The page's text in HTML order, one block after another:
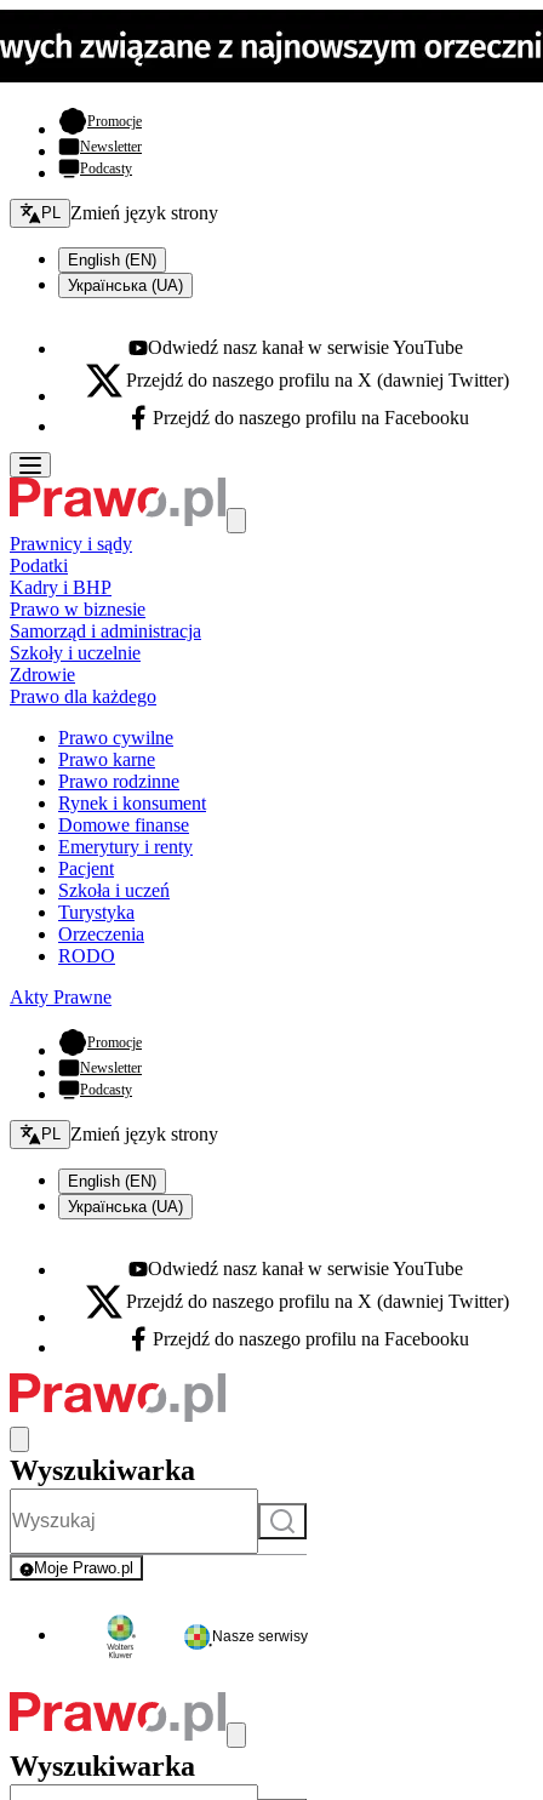
Promocje- otwiera się w nowej karcie
Newsletter
Podcasty
Zmień język - bieżący:
PL Zmień język strony
English (EN)
Українська (UA)
Youtube - otwiera się w nowej karcie
Odwiedź nasz kanał w serwisie YouTube
X - otwiera się w nowej karcie
Przejdź do naszego profilu na X (dawniej Twitter)
Facebook - otwiera się w nowej karcie
Przejdź do naszego profilu na Facebooku
Prawnicy i sądy
Podatki
Kadry i BHP
Prawo w biznesie
Samorząd i administracja
Szkoły i uczelnie
Zdrowie
Prawo dla każdego
Prawo cywilne
Prawo karne
Prawo rodzinne
Rynek i konsument
Domowe finanse
Emerytury i renty
Pacjent
Szkoła i uczeń
Turystyka
Orzeczenia
RODO
Akty Prawne
Promocje- otwiera się w nowej karcie
Newsletter
Podcasty
Zmień język - bieżący:
PL Zmień język strony
English (EN)
Українська (UA)
Youtube - otwiera się w nowej karcie
Odwiedź nasz kanał w serwisie YouTube
X - otwiera się w nowej karcie
Przejdź do naszego profilu na X (dawniej Twitter)
Facebook - otwiera się w nowej karcie
Przejdź do naszego profilu na Facebooku
Wyszukiwarka
Szukaj
Moje Prawo.pl
- rejestracja i logowanie do serwisu
Nasze serwisy
Wyszukiwarka